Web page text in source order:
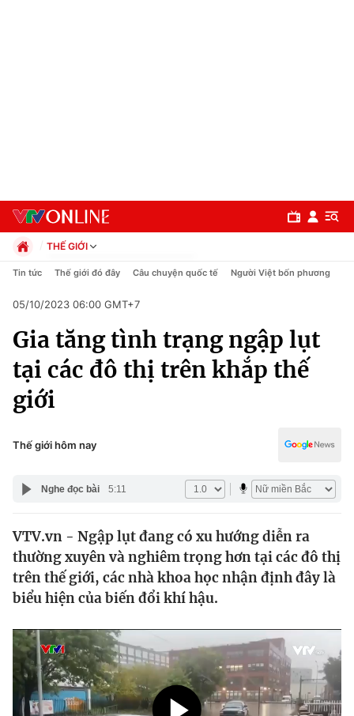
Chuyên mục
Chính trị
Xã hội
Pháp luật
Y tế
Thế giới
Tin tức
Thế giới đó đây
Câu chuyện quốc tế
Kinh tế
Thị trường
Góc doanh nghiệp
Dữ liệu và đời sống
Truyền hình
Phim VTV
THẾ GIỚI
Chính trị
Pháp luật
Kinh tế
Thể thao
Truyền hình
Văn hóa - Giải trí
Công nghệ
Tin tức Thế giới đó đây Câu chuyện quốc tế Người Việt bốn phương
05/10/2023 06:00 GMT+7
Gia tăng tình trạng ngập lụt
tại các đô thị trên khắp thế
giới
Thế giới hôm nay
Nghe đọc bài 5:11
VTV.vn - Ngập lụt đang có xu hướng diễn ra
thường xuyên và nghiêm trọng hơn tại các đô thị
trên thế giới, các nhà khoa học nhận định đây là
biểu hiện của biến đổi khí hậu.